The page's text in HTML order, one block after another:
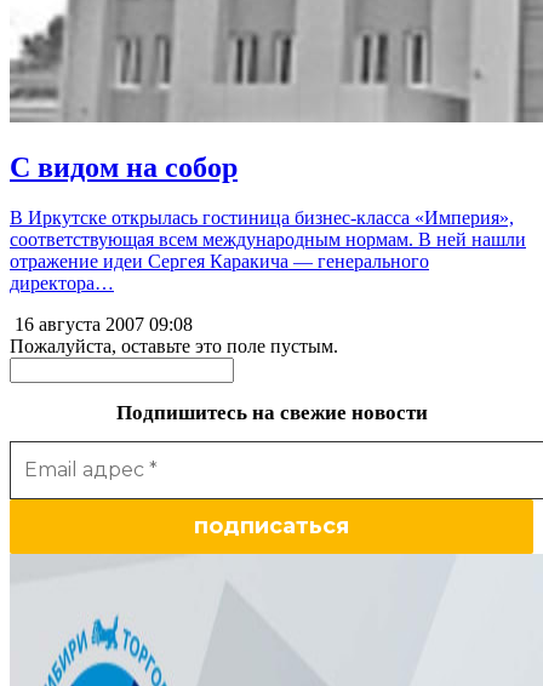
С видом на собор
В Иркутске открылась гостиница бизнес-класса «Империя»,
соответствующая всем международным нормам. В ней нашли
отражение идеи Сергея Каракича — генерального
директора…
16 августа 2007 09:08
Пожалуйста, оставьте это поле пустым.
Подпишитесь на свежие новости